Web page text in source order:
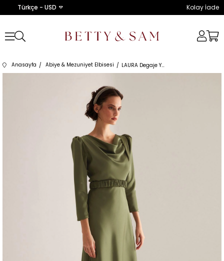
Türkçe - USD Kolay İade
Anasayfa Abiye & Mezuniyet Elbisesi LAURA Degaje Yaka Kloş Etek Haki Nişan Elbisesi